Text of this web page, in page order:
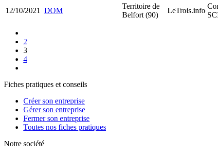
12/10/2021
DOM
Territoire de
Belfort (90)
LeTrois.info
2
3
4
Fiches pratiques et conseils
Créer son entreprise
Gérer son entreprise
Fermer son entreprise
Toutes nos fiches pratiques
Notre société